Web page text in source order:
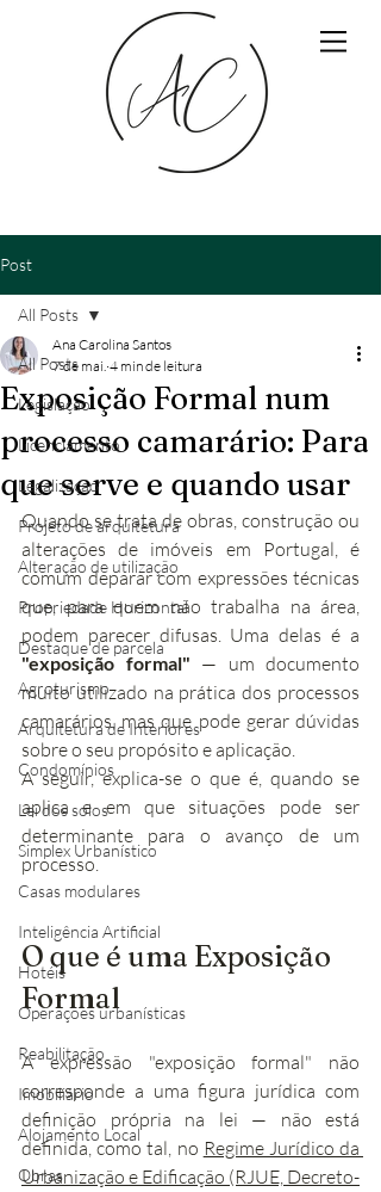
Post
All Posts
Legislação
Licenciamento
Legalização
Projeto de arquitetura
Alteração de utilização
Propriedade Horizontal
Destaque de parcela
Agroturismo
Arquitetura de Interiores
Condomínios
Lei dos solos
Simplex Urbanístico
Casas modulares
Inteligência Artificial
Hotéis
Operações urbanísticas
Reabilitação
Imobiliário
Alojamento Local
Obras
All Posts
Exposição Formal num
processo camarário: Para
que serve e quando usar
Ana Carolina Santos
7 de mai. 4 min de leitura
Quando se trata de obras, construção ou
alterações de imóveis em Portugal, é
comum deparar com expressões técnicas
que, para quem não trabalha na área,
"exposição formal" — um documento
muito utilizado na prática dos processos
camarários, mas que pode gerar dúvidas
sobre o seu propósito e aplicação.
A seguir, explica-se o que é, quando se
aplica e em que situações pode ser
determinante para o avanço de um
processo.
O que é uma Exposição
Formal
A expressão "exposição formal" não
corresponde a uma figura jurídica com
definição própria na lei — não está
definida, como tal, no Regime Jurídico da
Urbanização e Edificação (RJUE, Decreto-